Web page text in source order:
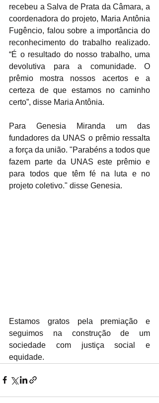
recebeu a Salva de Prata da Câmara, a
coordenadora do projeto, Maria Antônia
Fugêncio, falou sobre a importância do
reconhecimento do trabalho realizado.
“É o resultado do nosso trabalho, uma
devolutiva para a comunidade. O
prêmio mostra nossos acertos e a
certeza de que estamos no caminho
certo”, disse Maria Antônia.
Para Genesia Miranda um das
fundadores da UNAS o prêmio ressalta
a força da união. "Parabéns a todos que
fazem parte da UNAS este prêmio e
para todos que têm fé na luta e no
projeto coletivo." disse Genesia.
Estamos gratos pela premiação e
seguimos na construção de um
sociedade com justiça social e
equidade.